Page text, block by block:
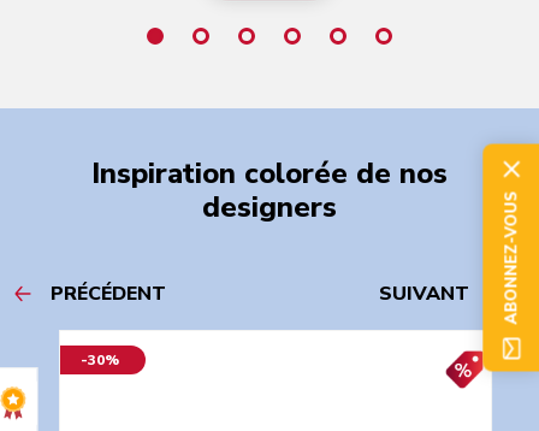
Inspiration colorée de nos
designers
PRÉCÉDENT SUIVANT
-30%
ABONNEZ-VOUS